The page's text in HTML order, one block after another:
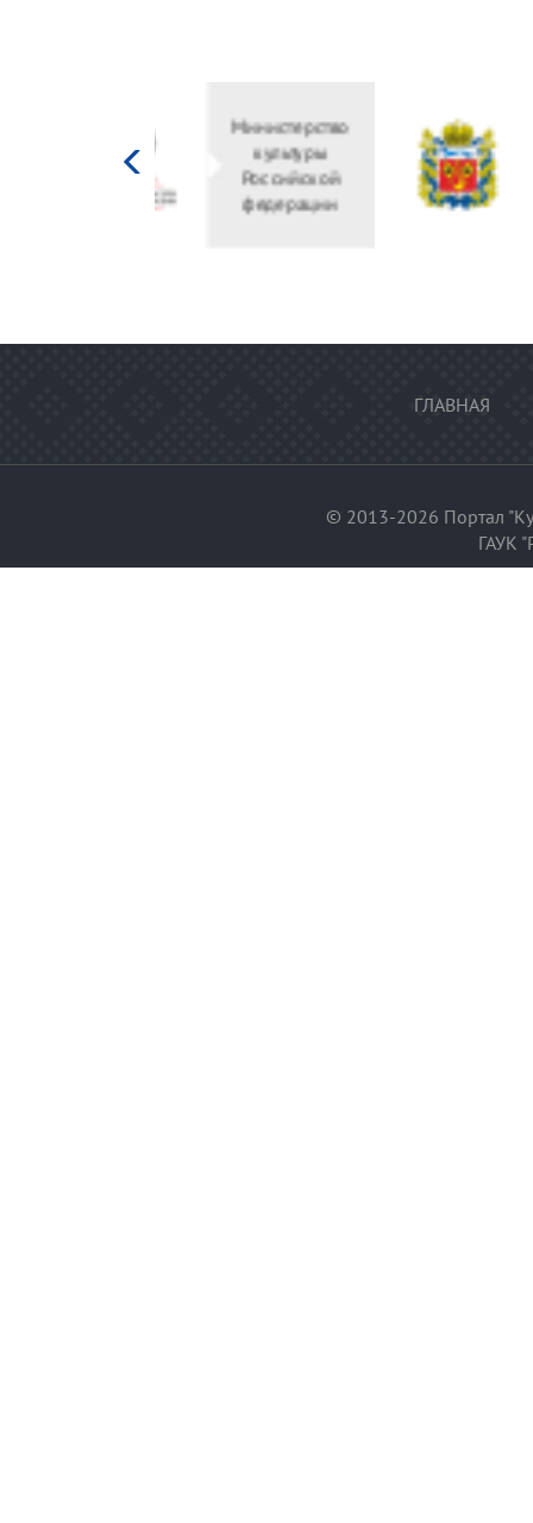
Министерство
культуры
Российской
федерации
ГЛАВНАЯ
© 2013-2026 Портал
ГАУК